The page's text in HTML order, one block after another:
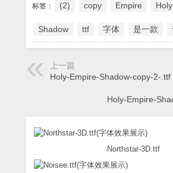
标签： (2) copy Empire Holy
Shadow ttf 字体 是一款
上一篇
Holy-Empire-Shadow-copy-2-.ttf
Holy-Empire-
Northstar-3D.ttf